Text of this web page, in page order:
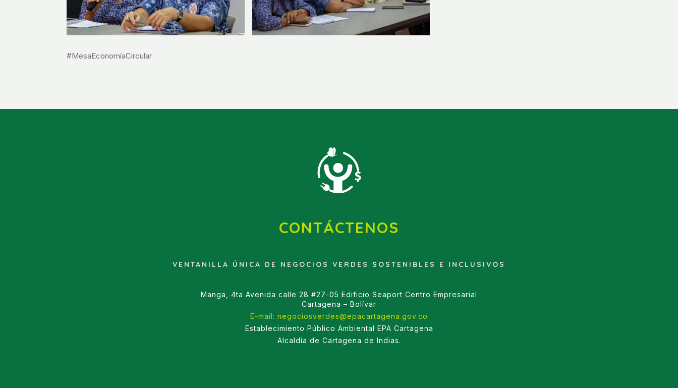
#MesaEconomíaCircular
CONTÁCTENOS
VENTANILLA ÚNICA DE NEGOCIOS VERDES SOSTENIBLES E INCLUSIVOS
Manga, 4ta Avenida calle 28 #27-05 Edificio Seaport Centro Empresarial
Cartagena – Bolívar
E-mail: negociosverdes@epacartagena.gov.co
Establecimiento Público Ambiental EPA Cartagena
Alcaldía de Cartagena de Indias.